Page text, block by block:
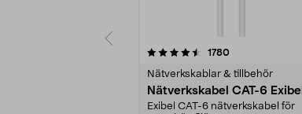
1780recensioner
Nätverkskablar & tillbehör
Nätverkskabel CAT-6 Exibel
Exibel CAT-6 nätverkskabel för
4.5 av 5 stjärnor